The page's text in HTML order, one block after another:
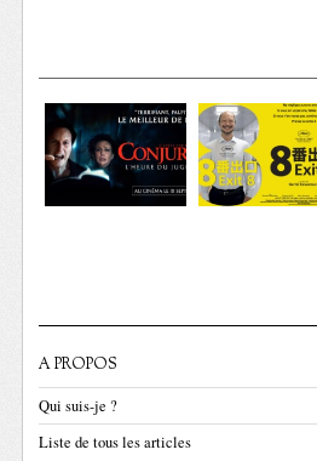
A PROPOS
Qui suis-je ?
Liste de tous les articles